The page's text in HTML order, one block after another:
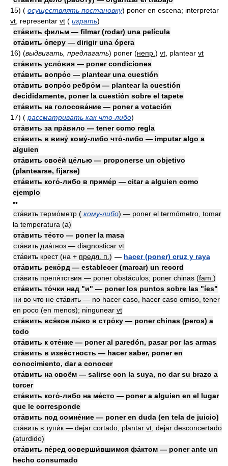
15) ( осуществлять постановку) poner en escena; interpretar
vt , representar vt ( играть)
ста́вить фильм — filmar (rodar) una película
ста́вить о́перу — dirigir una ópera
16) (выдвигать, предлагать) poner (непр. ) vt , plantear vt
ста́вить усло́вия — poner condiciones
ста́вить вопро́с — plantear una cuestión
ста́вить вопро́с ребро́м — plantear la cuestión
decididamente, poner la cuestión sobre el tapete
ста́вить на голосова́ние — poner a votación
17) ( рассматривать как что-либо)
ста́вить за пра́вило — tener como regla
ста́вить в вину́ кому́-либо что́-либо — imputar algo a
alguien
ста́вить свое́й це́лью — proponerse un objetivo
(plantearse, fijarse)
ста́вить кого́-либо в приме́р — citar a alguien como
ejemplo
••
ста́вить термо́метр ( кому-либо) — poner el termómetro, tomar
la temperatura (a)
ста́вить те́сто — poner la masa
ста́вить диа́гноз — diagnosticar vt
ста́вить крест (на + предл. п. ) — hacer (poner) cruz y raya
ста́вить реко́рд — establecer (marcar) un record
ста́вить препя́тствия — poner obstáculos; poner chinas (fam. )
ста́вить то́чки над "и" — poner los puntos sobre las "íes"
ни во что не ста́вить — no hacer caso, hacer caso omiso, tener
en poco (en menos); ningunear vt
ста́вить вся́кое лы́ко в стро́ку — poner chinas (peros) a
todo
ста́вить к сте́нке — poner al paredón, pasar por las armas
ста́вить в изве́стность — hacer saber, poner en
conocimiento, dar a conocer
ста́вить на своём — salirse con la suya, no dar su brazo a
torcer
ста́вить кого́-либо на ме́сто — poner a alguien en el lugar
que le corresponde
ста́вить под сомне́ние — poner en duda (en tela de juicio)
ста́вить в тупи́к — dejar cortado, plantar vt; dejar desconcertado
(aturdido)
ста́вить пе́ред соверши́вшимся фа́ктом — poner ante un
hecho consumado